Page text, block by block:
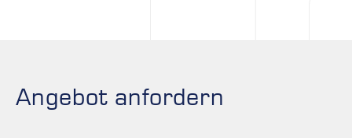
Angebot anfordern